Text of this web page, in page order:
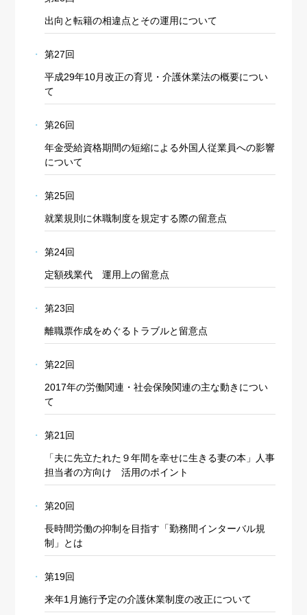
出向と転籍の相違点とその運用について
第27回
平成29年10月改正の育児・介護休業法の概要につい
て
第26回
年金受給資格期間の短縮による外国人従業員への影響
について
第25回
就業規則に休職制度を規定する際の留意点
第24回
定額残業代 運用上の留意点
第23回
離職票作成をめぐるトラブルと留意点
第22回
2017年の労働関連・社会保険関連の主な動きについ
て
第21回
「夫に先立たれた９年間を幸せに生きる妻の本」人事
担当者の方向け 活用のポイント
第20回
長時間労働の抑制を目指す「勤務間インターバル規
制」とは
第19回
来年1月施行予定の介護休業制度の改正について